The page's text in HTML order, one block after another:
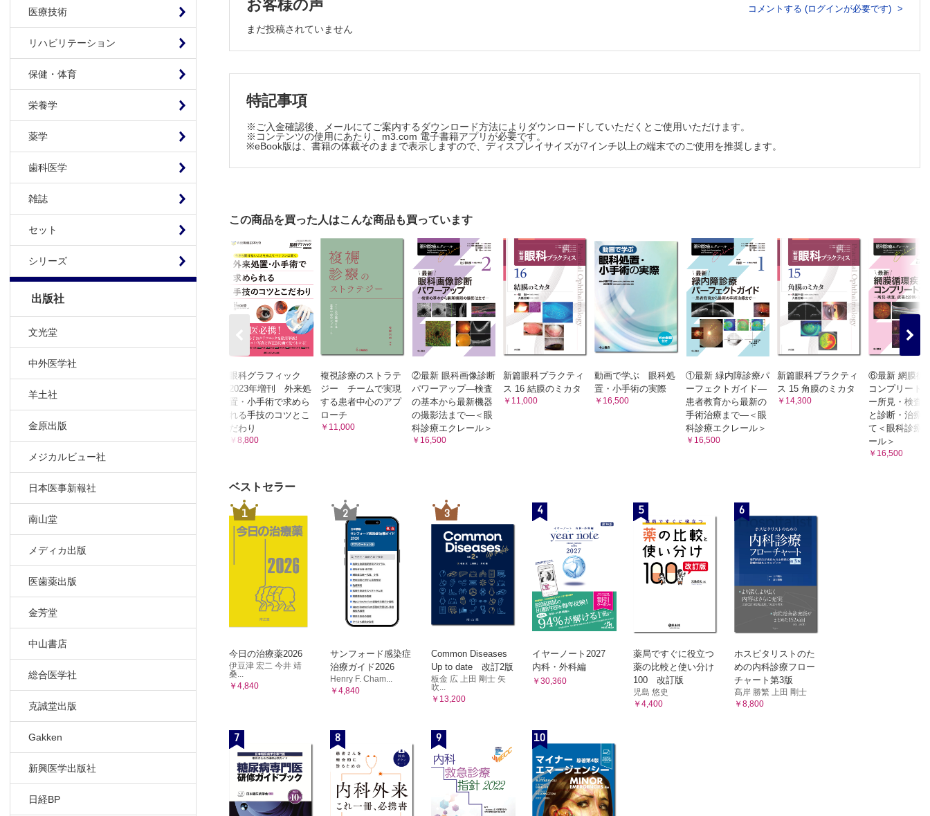
医療技術
リハビリテーション
保健・体育
栄養学
薬学
歯科医学
雑誌
セット
シリーズ
出版社
文光堂
中外医学社
羊土社
金原出版
メジカルビュー社
日本医事新報社
南山堂
メディカ出版
医歯薬出版
金芳堂
中山書店
総合医学社
克誠堂出版
Gakken
新興医学出版社
日経BP
Chapter 11 手術室でのトラブルシューティング（3）白内障手
11.1 手術準備，麻酔 （森 洋斉）
11.5 IOL二次挿入 （松田泰輔）
ADVICE ダブルニードル法に適したデバイス
11.6 IOLの選定（多焦点IOL，トーリックIOL），度数計算 （中
12.2 線維柱帯切開術，低侵襲緑内障手術（MIGS） （金森章
泰）
12.3 チューブシャント手術 （岩﨑健太郎）
Chapter 13 手術室でのトラブルシューティング（5）後眼部手
13.1 バックル手術 （中間崇仁）
ADVICE 双眼倒像鏡下，仰臥位での眼底診察の修練
13.2 黄斑円孔手術 （今永直也）
13.3 黄斑上膜手術 （寺﨑寛人）
13.4 裂孔原性網膜剝離（RRD）硝子体手術 （伴 紀充）
13.5 増殖糖尿病網膜症（PDR）手術 （大内亜由美）
13.6 増殖硝子体網膜症（PVR）手術 （厚東隆志）
索引
2.11 網膜電図（ERG） （鈴村文那）
2.12 小児の検査 （畦間美里）
Chapter 3 一般外来でのトラブルシューティング（2）疾患対応
3.3 アレルギー性結膜疾患 （福田 憲）
3.4 ぶどう膜炎 （山名智志）
3.5 ロービジョンケア （斉之平 真弓）
Chapter 4 一般外来でのトラブルシューティング（3）処置
4.2 霰粒腫切開 （三戸秀哲）
4.3 レーザー虹彩切開術，YAGレーザー後囊切開術 （酒井 寛）
4.4 網膜光凝固 （永井紀博）
4.5 抗VEGF薬硝子体内注射 （永井由巳）
4.6 結膜下注射，後部テノン囊下注射 （朝䕃正樹）
Chapter 5 一般外来でのトラブルシューティング（4）患者対応
5.1 不定愁訴対応 （宮井尊史）
5.2 白内障術後患者対応 （野田和宏）
5.3 緑内障術後患者対応 （生杉謙吾）
5.4 硝子体術後患者対応 （重枝崇志，出田隆一）
Chapter 6 病棟でのトラブルシューティング（1）業務
6.1 電子カルテ，クリティカルパス （子島良平）
6.3 献眼対応 （森重直行）
Chapter 7 病棟でのトラブルシューティング（2）検査・処置
7.1 眼内液検査 （中野聡子）
7.2 髄液検査 （坪田欣也）
7.3 眼圧日内変動 （田中健司，三木篤也）
7.4 処置室での眼内ガス注入 （向野利一郎）
7.5 レーザー切糸，ニードリング （丸山勝彦）
Chapter 8 病棟でのトラブルシューティング（3）治療
8.1 ステロイド全身投与 （谷川 彰，中井 慶）
8.3 TNF 阻害薬全身投与 （長谷敬太郎）
8.4 抗菌薬・抗ウイルス薬の全身投与 （鴨居功樹）
Chapter 9 手術室でのトラブルシューティング（1）外眼部手術
ADVICE 老人性内反の確認の仕方
9.2 眼瞼下垂手術 （出田真二）
9.3 翼状片手術 （加瀬 諭）
9.4 斜視手術 （古森美和）
9.5 眼瞼腫瘍切除手術 （小出遼平）
お客様の声 コメントする (ログインが必要です)
まだ投稿されていません
特記事項
※ご入金確認後、メールにてご案内するダウンロード方法によりダウンロードしていただくとご使用いただけます。
※コンテンツの使用にあたり、m3.com 電子書籍アプリが必要です。
※eBook版は、書籍の体裁そのままで表示しますので、ディスプレイサイズが7インチ以上の端末でのご使用を推奨します。
この商品を買った人はこんな商品も買っています
眼科グラフィック
2023年増刊 外来処
置・小手術で求めら
れる手技のコツとこ
だわり
￥8,800
複視診療のストラテ
ジー チームで実現
する患者中心のアプ
ローチ
￥11,000
②最新 眼科画像診断
パワーアップ―検査
の基本から最新機器
の撮影法まで―＜眼
科診療エクレール＞
￥16,500
新篇眼科プラクティ
ス 16 結膜のミカタ
￥11,000
動画で学ぶ 眼科処
置・小手術の実際
￥16,500
①最新 緑内障診療パ
ーフェクトガイド―
患者教育から最新の
手術治療まで―＜眼
科診療エクレール＞
￥16,500
新篇眼科プラクティ
ス 15 角膜のミカタ
￥14,300
⑥最新 網膜循
コンプリート
ー所見・検査
と診断・治療
て＜眼科診療
ール＞
￥16,500
ベストセラー
1
今日の治療薬2026
伊豆津 宏二 今井 靖
桑...
￥4,840
2
サンフォード感染症
治療ガイド2026
Henry F. Cham...
￥4,840
3
Common Diseases
Up to date 改訂2版
板金 広 上田 剛士 矢
吹...
￥13,200
4
イヤーノート2027
内科・外科編
￥30,360
5
薬局ですぐに役立つ
薬の比較と使い分け
100 改訂版
児島 悠史
￥4,400
6
ホスピタリストのた
めの内科診療フロー
チャート第3版
髙岸 勝繁 上田 剛士
￥8,800
7 8 9 10